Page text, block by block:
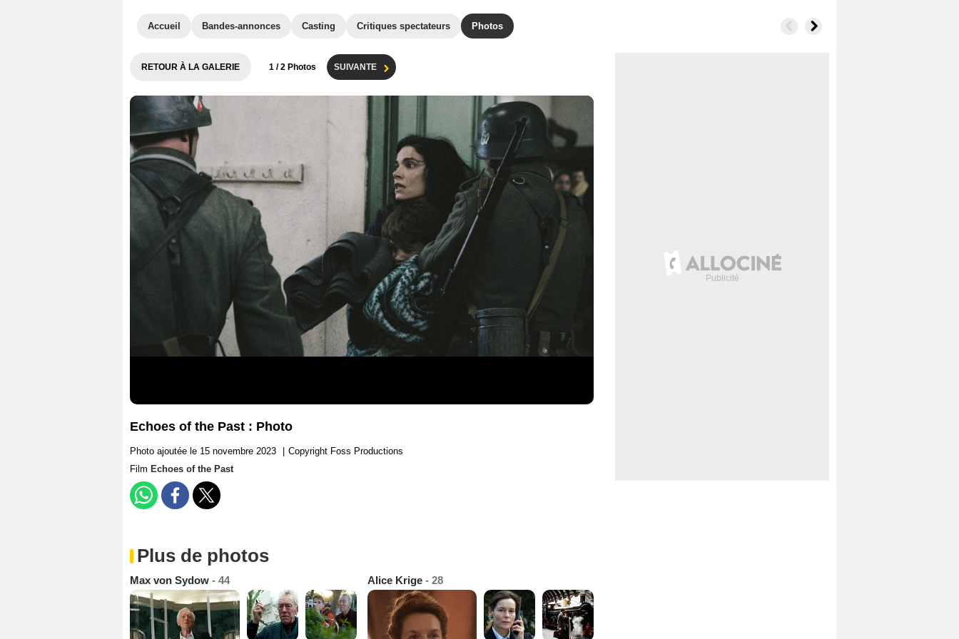
Accueil Bandes-annonces Casting Critiques spectateurs Photos
RETOUR À LA GALERIE 1 / 2 Photos SUIVANTE
Echoes of the Past : Photo
Photo ajoutée le 15 novembre 2023
Copyright Foss Productions
Film Echoes of the Past
Plus de photos
Max von Sydow - 44 Alice Krige - 28